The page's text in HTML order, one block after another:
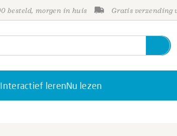
besteld, morgen in huis Gratis verzending
Interactief lerenNu lezen